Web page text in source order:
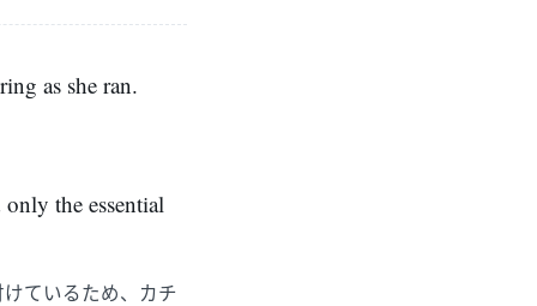
as she ran.
the essential
ているため、カチ